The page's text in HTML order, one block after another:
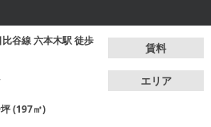
比谷線六本木駅徒歩
賃料
エリア
(197㎡)